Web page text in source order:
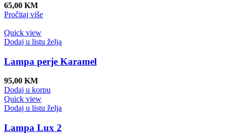
65,00 KM
Pročitaj više
Quick view
Dodaj u listu želja
Lampa perje Karamel
95,00 KM
Dodaj u korpu
Quick view
Dodaj u listu želja
Lampa Lux 2